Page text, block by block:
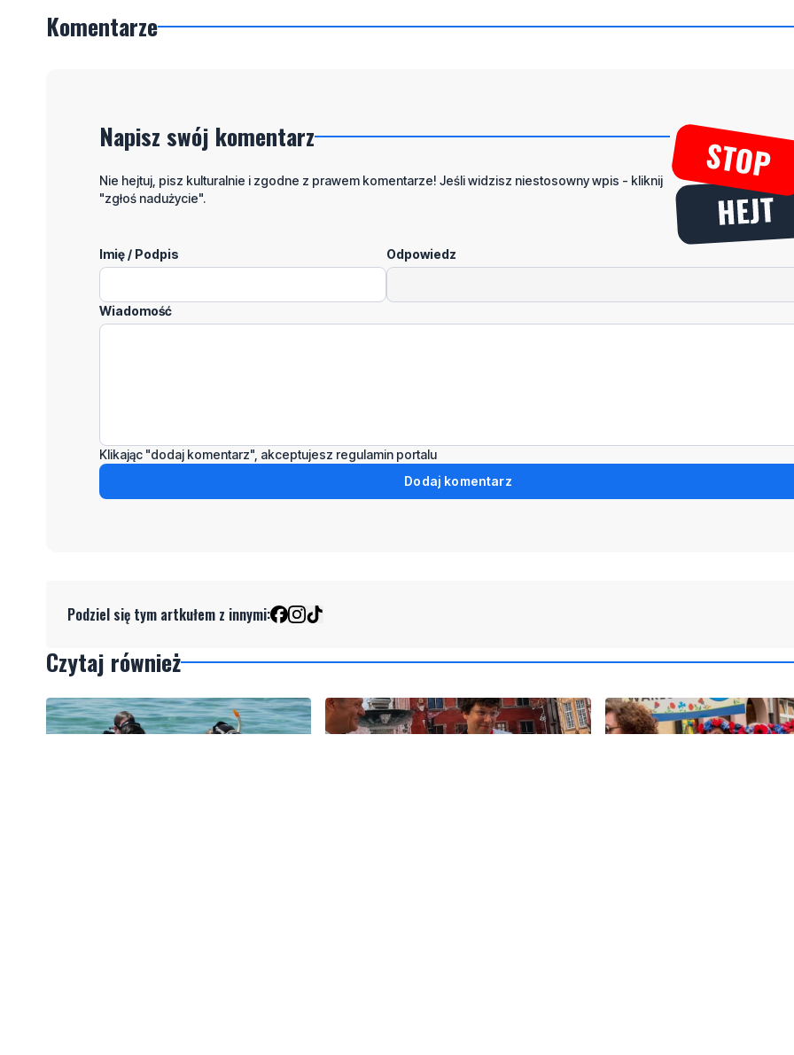
Komentarze
Napisz swój komentarz
Nie hejtuj, pisz kulturalnie i zgodne z prawem komentarze! Jeśli widzisz niestosowny wpis - kliknij
"zgłoś nadużycie".
Imię / Podpis Odpowiedz
Wiadomość
Klikając "dodaj komentarz", akceptujesz regulamin portalu
Dodaj komentarz
Podziel się tym artkułem z innymi:
Czytaj również